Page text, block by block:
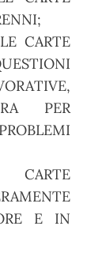
CARTE
PER
CARTE
E IN